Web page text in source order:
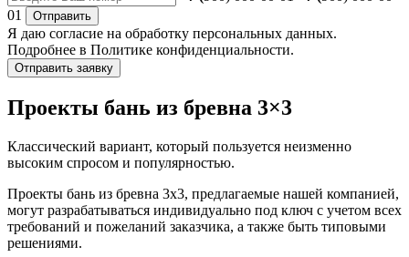
01
Отправить
Я даю согласие на обработку персональных данных.
Подробнее в Политике конфиденциальности.
Отправить заявку
Проекты бань из бревна 3×3
Классический вариант, который пользуется неизменно
высоким спросом и популярностью.
Проекты бань из бревна 3х3, предлагаемые нашей компанией,
могут разрабатываться индивидуально под ключ с учетом всех
требований и пожеланий заказчика, а также быть типовыми
решениями.